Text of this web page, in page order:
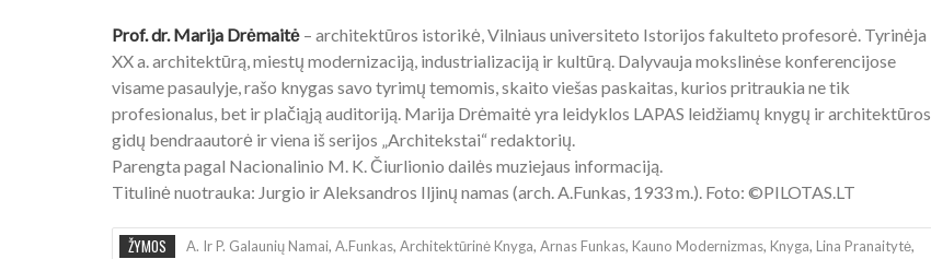
Prof. dr. Marija Drėmaitė – architektūros istorikė, Vilniaus universiteto Istorijos fakulteto profesorė. Tyrinėja
XX a. architektūrą, miestų modernizaciją, industrializaciją ir kultūrą. Dalyvauja mokslinėse konferencijose
visame pasaulyje, rašo knygas savo tyrimų temomis, skaito viešas paskaitas, kurios pritraukia ne tik
profesionalus, bet ir plačiąją auditoriją. Marija Drėmaitė yra leidyklos LAPAS leidžiamų knygų ir architektūros
gidų bendraautorė ir viena iš serijos „Architekstai“ redaktorių.
Parengta pagal Nacionalinio M. K. Čiurlionio dailės muziejaus informaciją.
Titulinė nuotrauka: Jurgio ir Aleksandros Iljinų namas (arch. A.Funkas, 1933 m.). Foto: ©PILOTAS.LT
ŽYMOS A. Ir P. Galaunių Namai, A.Funkas, Architektūrinė Knyga, Arnas Funkas, Kauno Modernizmas, Knyga, Lina Pranaitytė,